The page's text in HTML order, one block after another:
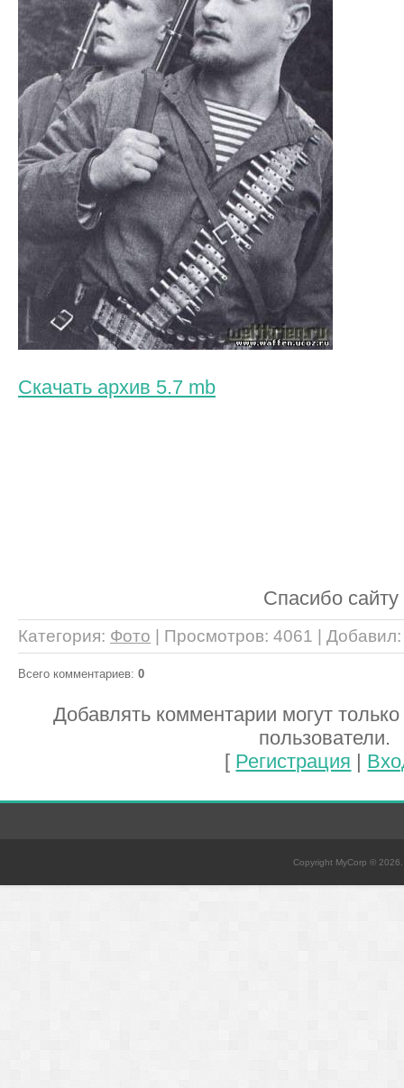
Скачать архив 5.7 mb
Спасибо
Категория: Фото Просмотров: 4061 | Добавил
Всего комментариев: 0
Добавлять комментарии могут
пользователи.
[ Регистрация |
Copyright MyCorp © 2026